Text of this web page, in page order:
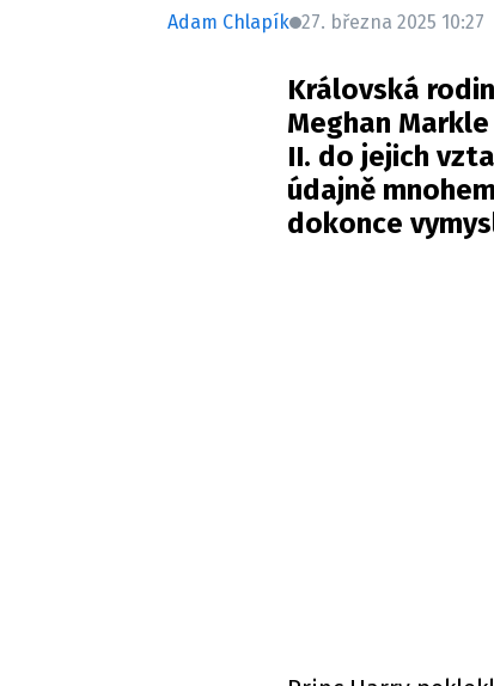
Adam Chlapík 27. března 2025 10:27
Královská
Meghan
II. do jejich
údajně
dokonce